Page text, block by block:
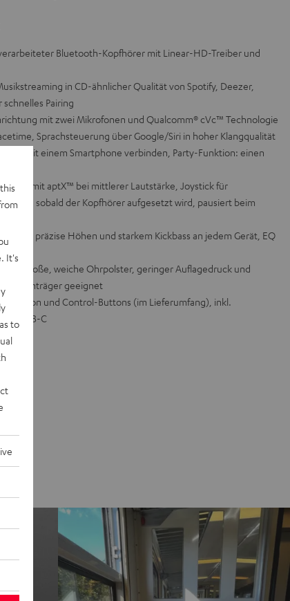
Bluetooth-Kopfhörer mit Linear-HD-Treiber und
in CD-ähnlicher Qualität von Spotify, Deezer,
Pairing
mit zwei Mikrofonen und Qualcomm® cVc™ Technologie
Sprachsteuerung über Google/Siri in hoher Klangqualität
mit einem Smartphone verbinden, Party-Funktion: einen
mit aptX™ bei mittlerer Lautstärke, Joystick für
los, sobald der Kopfhörer aufgesetzt wird, pausiert beim
für präzise Höhen und starkem Kickbass an jedem Gerät, EQ
App
große, weiche Ohrpolster, geringer Auflagedruck und
Brillenträger geeignet
Mikrofon und Control-Buttons (im Lieferumfang), inkl.
USB-C
It's
to